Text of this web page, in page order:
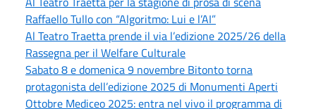
Raffaello Tullo con “Algoritmo: Lui e l’AI”
Al Teatro Traetta prende il via l’edizione 2025/26 della
Rassegna per il Welfare Culturale
Sabato 8 e domenica 9 novembre Bitonto torna
protagonista dell’edizione 2025 di Monumenti Aperti
Ottobre Mediceo 2025: entra nel vivo il programma di